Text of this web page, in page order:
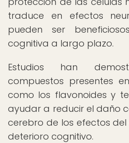
traduce en efectos
pueden ser
cognitiva a largo plazo.
Estudios han
compuestos presentes
como los flavonoides y
ayudar a reducir el daño
cerebro de los efectos del
deterioro cognitivo.